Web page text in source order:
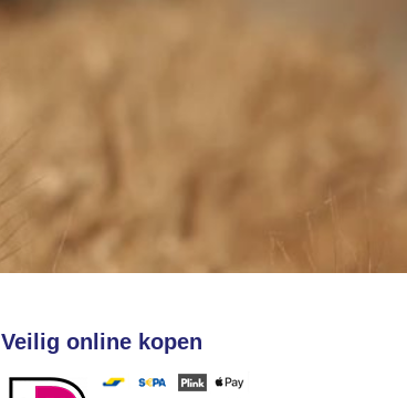
Veilig online kopen